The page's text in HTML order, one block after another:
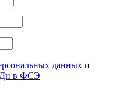
данных и
в ФСЭ